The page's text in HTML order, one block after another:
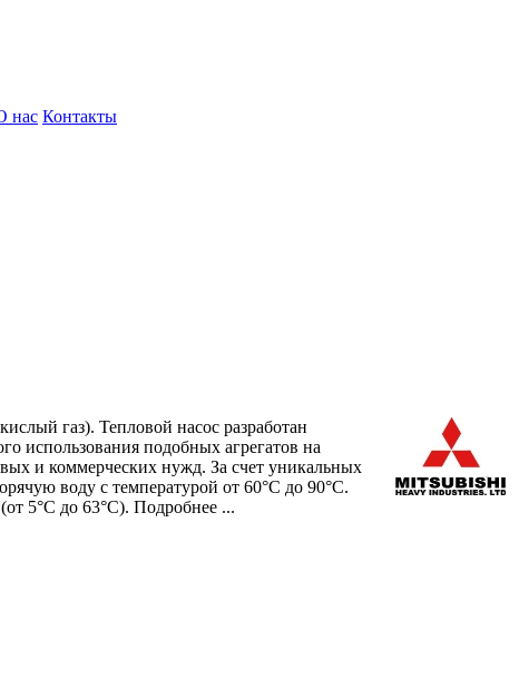
нас Контакты
газ). Тепловой насос разработан
использования подобных агрегатов на
и коммерческих нужд. За счет уникальных
воду с температурой от 60°C до 90°C.
5°C до 63°C). Подробнее ...